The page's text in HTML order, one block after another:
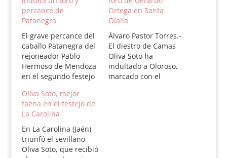
percance de
Patanegra
El grave percance del
caballo Patanegra del
rejoneador Pablo
Hermoso de Mendoza
en el segundo festejo
la Feria de San Isidro
y el indulto de un toro
de Salvador Domecq a
cargo del diestro
David Fandila "El
Fandi" en Sanlúcar de
Ortega en Santa
Olalla
Álvaro Pastor Torres.-
El diestro de Camas
Oliva Soto ha
indultado a Oloroso,
marcado con el
Oliva Soto, mejor
faena en el festejo de
La Carolina
En La Carolina (Jaén)
triunfó el sevillano
Oliva Soto, que recibió